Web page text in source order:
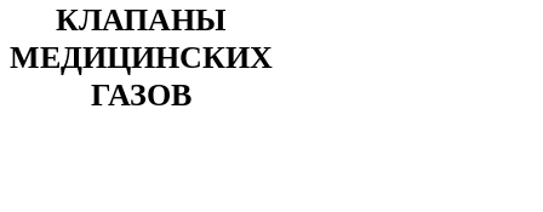
КЛАПАНЫ
МЕДИЦИНСКИХ
ГАЗОВ